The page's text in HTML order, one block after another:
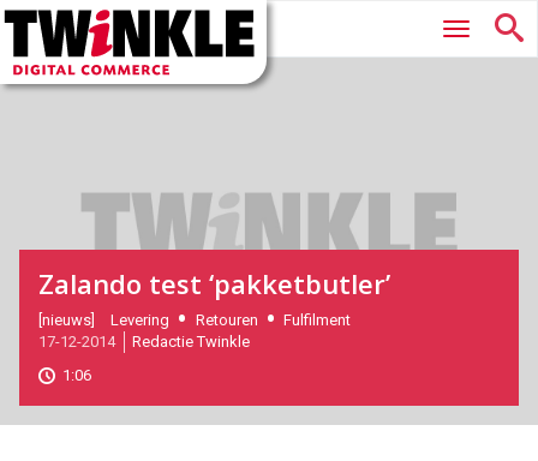
Twinkle
Digital
Commerce
Hoofdmenu
Zalando test ‘pakketbutler’
2014-
12-
17T12:37:00
2017-
05-
[nieuws] Levering Retouren
Fulfilment
17-12-2014
Redactie Twinkle
1:06